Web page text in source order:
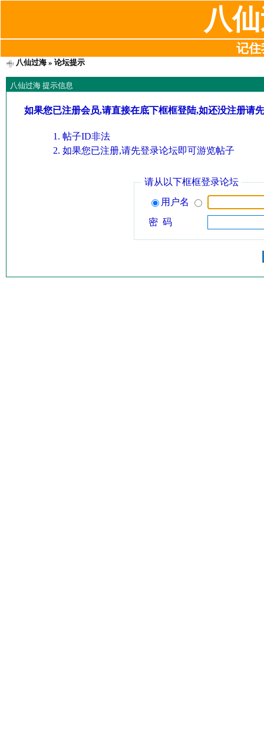
八
记住
八仙过海» 论坛提示
八仙过海 提示信息
如果您已注册会员,请直接在底下框框登陆,如还没注册请
帖子ID非法
如果您已注册,请先登录论坛即可游览帖子
请从以下框框登录论坛
用户名
密 码